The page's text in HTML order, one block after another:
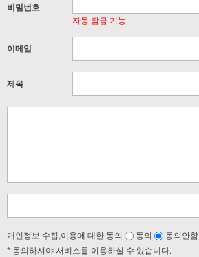
비밀번호
자동 잠금 기능
이메일
제목
개인정보 수집,이용에 대한 동의 동의 동의안함
* 동의하셔야 서비스를 이용하실 수 있습니다.